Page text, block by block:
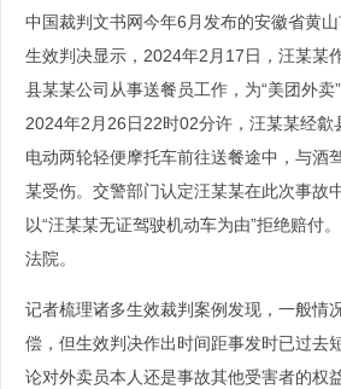
中国裁判文书网今年6月发布的安徽省黄
生效判决显示，2024年2月17日，汪某某
县某某公司从事送餐员工作，为“美团外卖
2024年2月26日22时02分许，汪某某经歙
电动两轮轻便摩托车前往送餐途中，与酒
某受伤。交警部门认定汪某某在此次事故
以“汪某某无证驾驶机动车为由”拒绝赔付
法院。
记者梳理诸多生效裁判案例发现，一般情
偿，但生效判决作出时间距事发时已过去
论对外卖员本人还是事故其他受害者的权